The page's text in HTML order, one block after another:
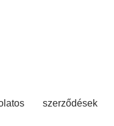
szerződések